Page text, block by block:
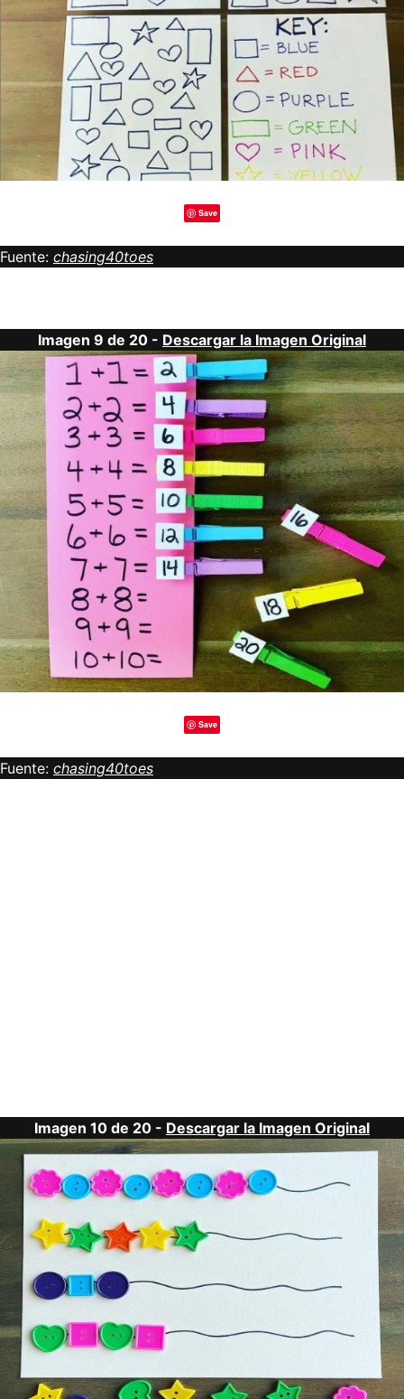
Save
Fuente: chasing40toes
Imagen 9 de 20 - Descargar la Imagen Original
Save
Fuente: chasing40toes
Imagen 10 de 20 - Descargar la Imagen Original